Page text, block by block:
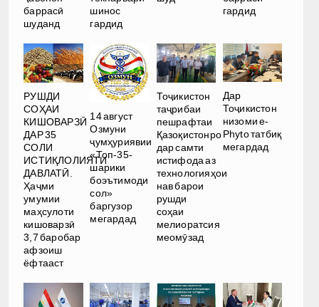
баррасӣ
шуданд
шинос
гардид
гардид
РУШДИ
СОҲАИ
КИШОВАРЗӢ
ДАР 35
СОЛИ
ИСТИҚЛОЛИЯТИ
ДАВЛАТӢ.
Ҳаҷми
умумии
маҳсулоти
кишоварзӣ
3,7 баробар
афзоиш
ёфтааст
14 август
Озмуни
ҷумҳуриявии
«Топ-35-
шарики
боэътимоди
сол»
баргузор
мегардад
Тоҷикистон
таҷрибаи
пешрафтаи
Қазоқистонро
дар самти
истифода аз
технологияҳои
нав барои
рушди
соҳаи
мелиоратсия
меомӯзад
Дар
Тоҷикистон
низоми e-
Phyto татбиқ
мегардад